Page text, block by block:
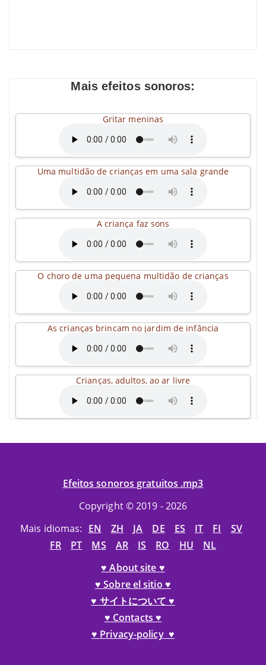
Mais efeitos sonoros:
Gritar meninas
Uma multidão de crianças em uma sala grande
A criança faz sons
O choro de uma pequena multidão de crianças
As crianças brincam no jardim de infância
Crianças, adultos, ao ar livre
Efeitos sonoros gratuitos .mp3
Copyright © 2019 - 2026
Mais idiomas: EN ZH JA DE ES IT FI
SV
FR
PT MS AR IS RO HU
NL
♥ About site ♥
♥ Sobre el sitio ♥
♥ サイトについて ♥
♥ Contacts ♥
♥ Privacy-policy ♥